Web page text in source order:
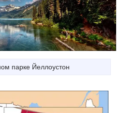
парке Йеллоустон